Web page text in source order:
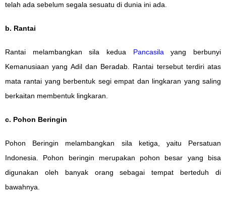
telah ada sebelum segala sesuatu di dunia ini ada.
b. Rantai
Rantai melambangkan sila kedua Pancasilayang berbunyi
Kemanusiaan yang Adil dan Beradab. Rantai tersebut terdiri atas
mata rantai yang berbentuk segi empat dan lingkaran yang saling
berkaitan membentuk lingkaran.
c. Pohon Beringin
Pohon Beringin melambangkan sila ketiga, yaitu Persatuan
Indonesia. Pohon beringin merupakan pohon besar yang bisa
digunakan oleh banyak orang sebagai tempat berteduh di
bawahnya.